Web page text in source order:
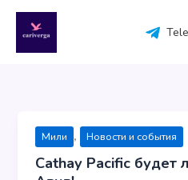
содержимому
Мили , Новости и события
Cathay Pacific будет